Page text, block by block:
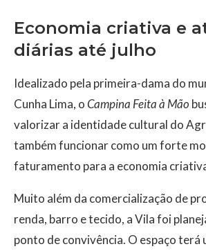
Economia criativa e
diárias até julho
Idealizado pela primeira-dama do
Cunha Lima, oCampina Feita à Mão
valorizar a identidade cultural do
também funcionar como um forte
faturamento para a economia
Muito além da comercialização de
renda, barro e tecido, a Vila foi
ponto de convivência. O espaço terá